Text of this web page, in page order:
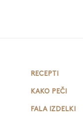
RECEPTI
KAKO PEČI
FALA IZDELKI